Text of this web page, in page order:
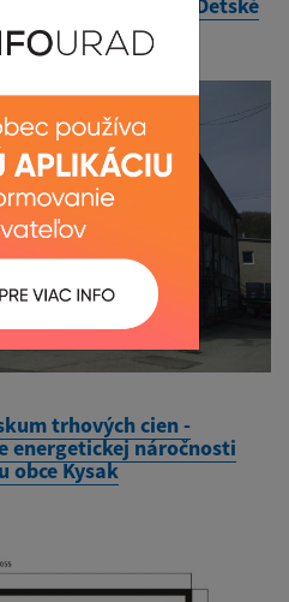
škole Kysak 210
trhových cien -
energetickej náročnosti
obce Kysak